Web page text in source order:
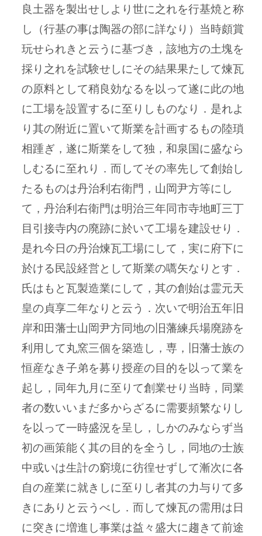
良土器を製出せしより世に之れを行基焼と称
し（行基の事は陶器の部に詳なり）当時頗賞
玩せられきと云うに基づき，該地方の土塊を
採り之れを試験せしにその結果果たして煉瓦
の原料として稍良効なるを以って遂に此の地
に工場を設置するに至りしものなり．是れよ
り其の附近に置いて斯業を計画するもの陸瑣
相踵ぎ，遂に斯業をして独，和泉国に盛なら
しむるに至れり．而してその率先して創始し
たるものは丹治利右衛門，山岡尹方等にし
て，丹治利右衛門は明治三年同市寺地町三丁
目引接寺内の廃跡に於いて工場を建設せり．
是れ今日の丹治煉瓦工場にして，実に府下に
於ける民設経営として斯業の嚆矢なりとす．
氏はもと瓦製造業にして，其の創始は霊元天
皇の貞享二年なりと云う．次いで明治五年旧
岸和田藩士山岡尹方同地の旧藩練兵場廃跡を
利用して丸窯三個を築造し，専，旧藩士族の
恒産なき子弟を募り授産の目的を以って業を
起し，同年九月に至りて創業せり当時，同業
者の数いいまだ多からざるに需要頻繁なりし
を以って一時盛況を呈し，しかのみならず当
初の画策能く其の目的を全うし，同地の士族
中或いは生計の窮境に彷徨せずして漸次に各
自の産業に就きしに至りし者其の力与りて多
きにありと云うべし．而して煉瓦の需用は日
に突きに増進し事業は益々盛大に趨きて前途